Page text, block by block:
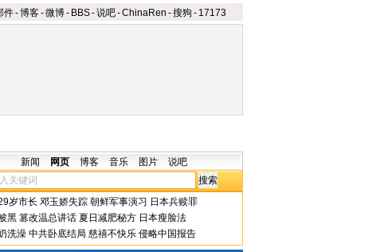
件-博客-微博- BBS-说吧-ChinaRen -搜狗 - 17173
新闻 网页 博客 音乐 图片 说吧
岁市长 邓玉娇失踪 朝鲜军事演习 日本兵赎罪
黑 篡改温总讲话 夏日减肥秘方 日本瘦脸法
洗澡 中共卧底结局 慈禧不快乐 侵略中国报告